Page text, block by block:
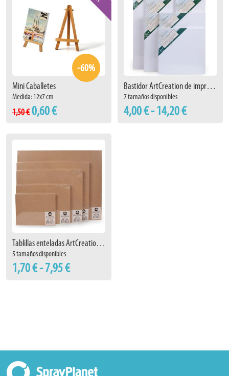
-60%
Mini Caballetes
Medida: 12x7 cm
1,50 € 0,60 €
Bastidor ArtCreation de imprimación universal
7 tamaños disponibles
4,00 € - 14,20 €
Tablillas enteladas ArtCreation imprimación
5 tamaños disponibles
1,70 € - 7,95 €